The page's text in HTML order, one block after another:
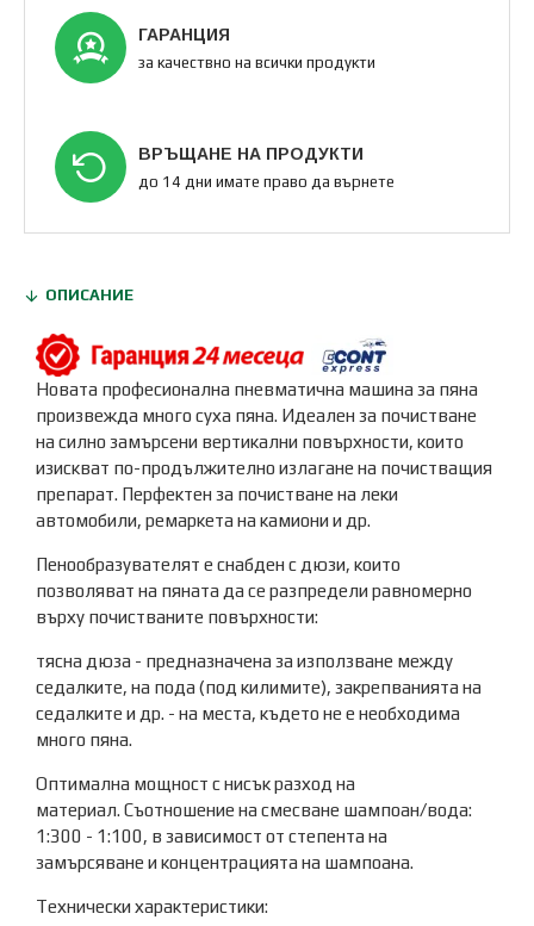
ГАРАНЦИЯ
за качествно на всички продукти
ВРЪЩАНЕ НА ПРОДУКТИ
до 14 дни имате право да върнете
ОПИСАНИЕ
Новата професионална пневматична машина за пяна
произвежда много суха пяна. Идеален за почистване
на силно замърсени вертикални повърхности, които
изискват по-продължително излагане на почистващия
препарат. Перфектен за почистване на леки
автомобили, ремаркета на камиони и др.
Пенообразувателят е снабден с дюзи, които
позволяват на пяната да се разпредели равномерно
върху почистваните повърхности:
тясна дюза - предназначена за използване между
седалките, на пода (под килимите), закрепванията на
седалките и др. - на места, където не е необходима
много пяна.
Оптимална мощност с нисък разход на
материал. Съотношение на смесване шампоан/вода:
1:300 - 1:100, в зависимост от степента на
замърсяване и концентрацията на шампоана.
Технически характеристики: